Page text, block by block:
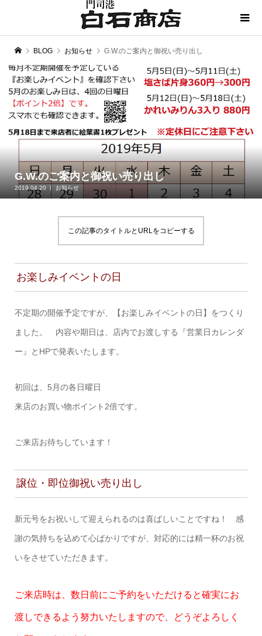
BLOG お知らせ G.W.のご案内と御祝い売り出し
G.W.のご案内と御祝い売り出し
2019.04.20 お知らせ
この記事のタイトルとURLをコピーする
お楽しみイベントの日
不定期の開催予定ですが、【お楽しみイベントの日】をつくり
ました。 内容や期日は、店内でお渡しする『営業日カレンダ
ー』とHPで発表いたします。
初回は、5月の各日曜日
来店のお買い物ポイント2倍です。
ご来店お待ちしています！
譲位・即位御祝い売り出し
新元号をお祝いして迎えられるのは喜ばしいことですね！ 感
謝の気持ちを込めて心ばかりですが、対応的には精一杯のお祝
いをさせていただきます。
ご来店時は、数日前にご予約をいただけると確実にお
渡しできるよう努力いたしますので、どうぞよろしく